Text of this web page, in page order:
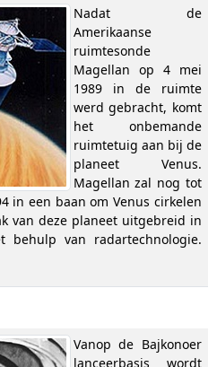
Nadat de
Amerikaanse
ruimtesonde
Magellan op 4 mei
1989 in de ruimte
werd gebracht, komt
het onbemande
ruimtetuig aan bij de
planeet Venus.
Magellan zal nog tot
in een baan om Venus cirkelen
van deze planeet uitgebreid in
behulp van radartechnologie.
Vanop de Bajkonoer
lanceerbasis wordt